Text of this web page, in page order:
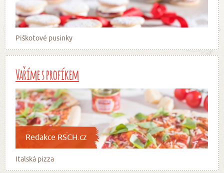
Piškotové pusinky
Vaříme s profíkem
Redakce RSCH.cz
Italská pizza